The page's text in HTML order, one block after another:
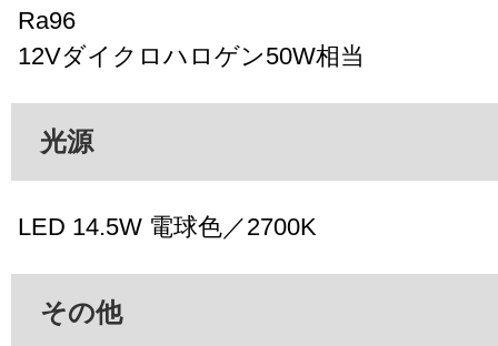
Ra96
12Vダイクロハロゲン50W相当
光源
LED 14.5W 電球色／2700K
その他